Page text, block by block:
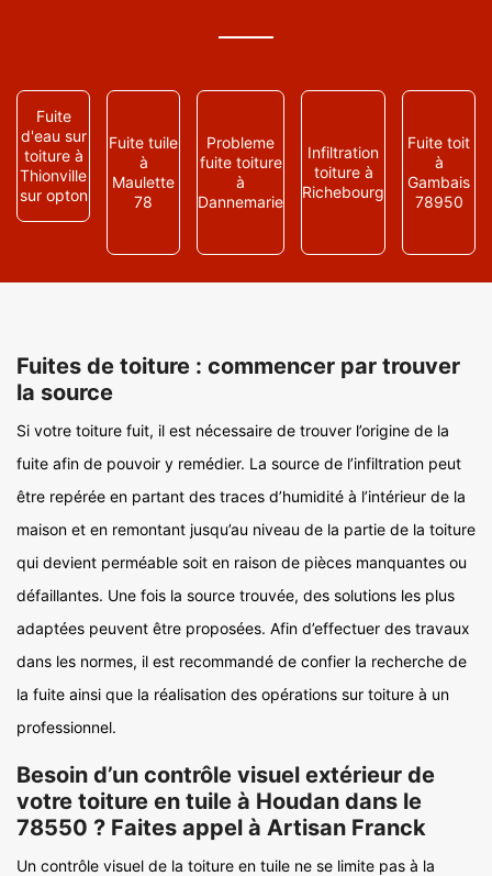
Fuite
d'eau sur
toiture à
Thionville
sur opton
Fuite tuile
à
Maulette
78
Probleme
fuite toiture
à
Dannemarie
Infiltration
toiture à
Richebourg
Fuite toit
à
Gambais
78950
Fuites de toiture : commencer par trouver
la source
Si votre toiture fuit, il est nécessaire de trouver l’origine de la
fuite afin de pouvoir y remédier. La source de l’infiltration peut
être repérée en partant des traces d’humidité à l’intérieur de la
maison et en remontant jusqu’au niveau de la partie de la toiture
qui devient perméable soit en raison de pièces manquantes ou
défaillantes. Une fois la source trouvée, des solutions les plus
adaptées peuvent être proposées. Afin d’effectuer des travaux
dans les normes, il est recommandé de confier la recherche de
la fuite ainsi que la réalisation des opérations sur toiture à un
professionnel.
Besoin d’un contrôle visuel extérieur de
votre toiture en tuile à Houdan dans le
78550 ? Faites appel à Artisan Franck
Un contrôle visuel de la toiture en tuile ne se limite pas à la